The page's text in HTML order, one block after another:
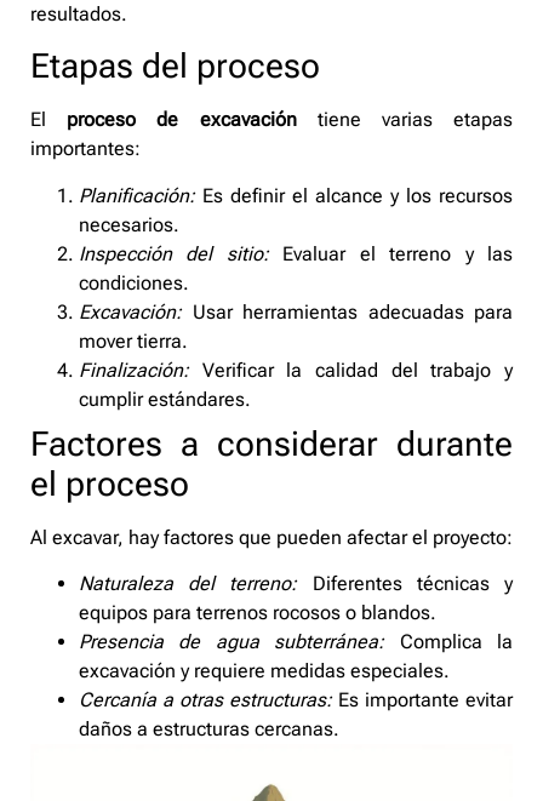
resultados.
Etapas del proceso
El proceso de excavacióntiene varias etapas
importantes:
Planificación:Es definir el alcance y los recursos
necesarios.
Inspección del sitio:Evaluar el terreno y las
condiciones.
Excavación:Usar herramientas adecuadas para
mover tierra.
Finalización:Verificar la calidad del trabajo y
cumplir estándares.
Factores a considerar durante
el proceso
Al excavar, hay factores que pueden afectar el proyecto:
Naturaleza del terreno:Diferentes técnicas y
equipos para terrenos rocosos o blandos.
Presencia de agua subterránea:Complica la
excavación y requiere medidas especiales.
Cercanía a otras estructuras:Es importante evitar
daños a estructuras cercanas.